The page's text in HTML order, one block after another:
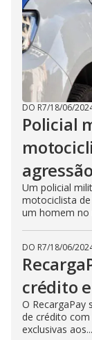
DO R7/18/06/
Policial
Um policial
motociclista
um homem no
DO R7/18/06/
crédito
O RecargaPay
de crédito
exclusivas aos...